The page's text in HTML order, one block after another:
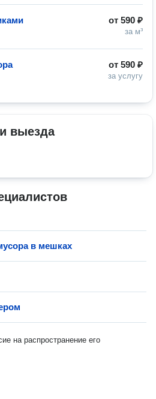
от 590 ₽
за м³
от 590 ₽
за услугу
выезда
в мешках
на распространение его